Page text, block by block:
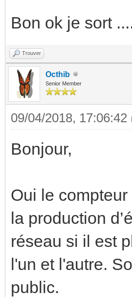
Bon ok je sort
Trouver
Octhib
Senior Member
09/04/2018, 17:06:42
Bonjour,
Oui le
la production
réseau si il est
l'un et l'autre.
public.